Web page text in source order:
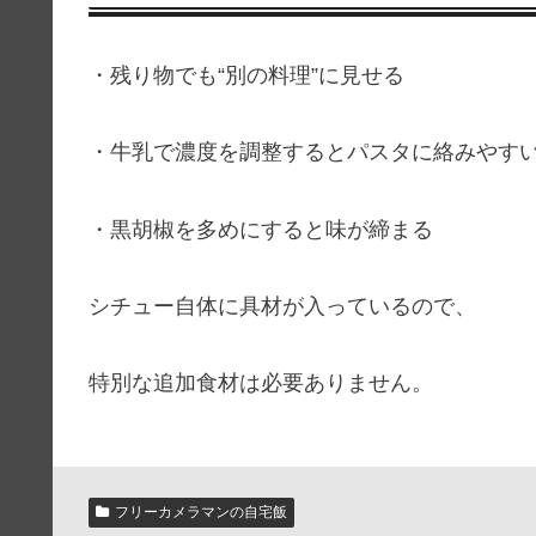
・残り物でも“別の料理”に見せる
・牛乳で濃度を調整するとパスタに絡みやす
・黒胡椒を多めにすると味が締まる
シチュー自体に具材が入っているので、
特別な追加食材は必要ありません。
フリーカメラマンの自宅飯